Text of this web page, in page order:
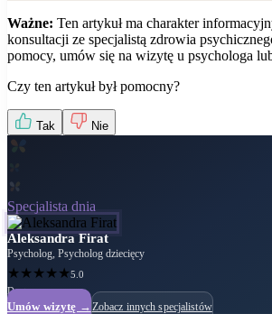
Ważne: Ten artykuł ma charakter
konsultacji ze specjalistą zdrowia
pomocy, umów się na wizytę u psychologa
Czy ten artykuł był pomocny?
Tak Nie
Specjalista dnia
Aleksandra Firat
Psycholog, Psycholog dziecięcy
★★★★★5.0
Dostępny
Umów wizytę → Zobacz innych specjalistów